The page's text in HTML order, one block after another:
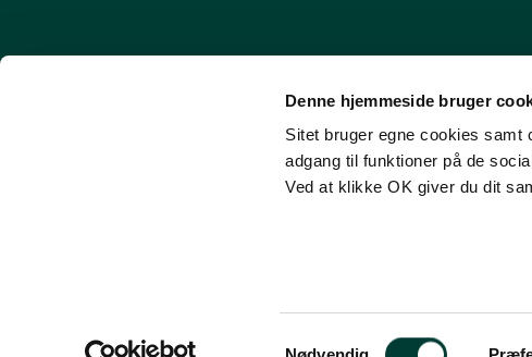
Denne hjemmeside bruger
Sitet bruger egne cookies
adgang til funktioner på de
Ved at klikke OK giver du dit
Samtykkevalg
FAQ - Ofte stillede spørgsmål
Tilgængelighedserklæring